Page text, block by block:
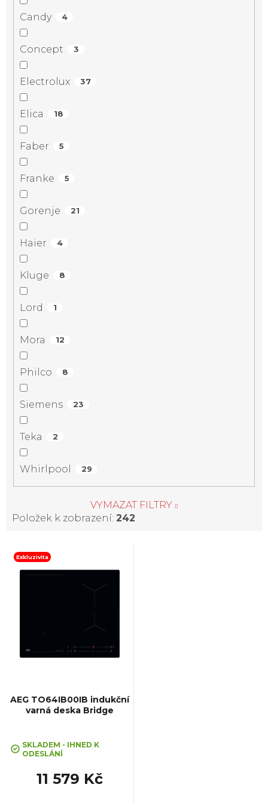
Candy 4
Concept 3
Electrolux 37
Elica 18
Faber 5
Franke 5
Gorenje 21
Haier 4
Kluge 8
Lord 1
Mora 12
Philco 8
Siemens 23
Teka 2
Whirlpool 29
VYMAZAT FILTRY
Položek k zobrazení: 242
V
p
o
Exkluzivita
AEG TO64IB00IB indukční
varná deska Bridge
SKLADEM - IHNED K
ODESLÁNÍ
11 579 Kč